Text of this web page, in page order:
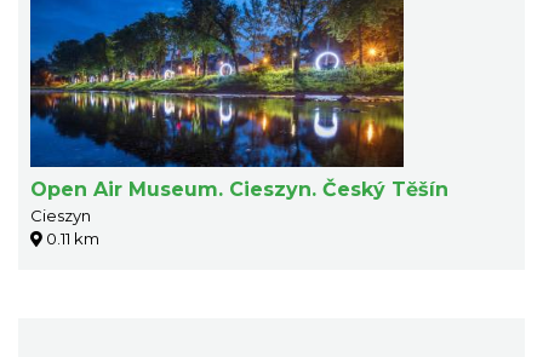
Open Air Museum. Cieszyn. Český Tĕšín
Cieszyn
0.11 km